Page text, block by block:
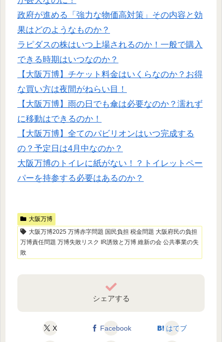
政府が進める「強力な物価高対策」その内容と効
果はどのようなものか？
ラピダスの株はいつ上場されるのか！一般で購入
できる時期はいつなのか？
【大阪万博】チケット料金はいくらなのか？お得
な買い方は夜間がねらい目！
【大阪万博】雨の日でも傘は必要なのか？濡れず
に移動はできるのか！
【大阪万博】全てのパビリオンはいつ完成する
の？予定日は4月中なのか？
大阪万博のトイレに紙がない！？トイレットペー
パーを持参する必要はあるのか？
大阪万博
大阪万博2025 万博赤字問題 国民負担 税金問題 大阪府民の負担
万博責任問題 万博失敗リスク IR誘致と万博 維新の会 公共事業の失
敗
シェアする
X Facebook はてブ